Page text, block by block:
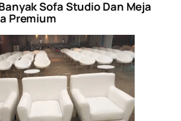
Sofa Studio Dan Meja
Premium